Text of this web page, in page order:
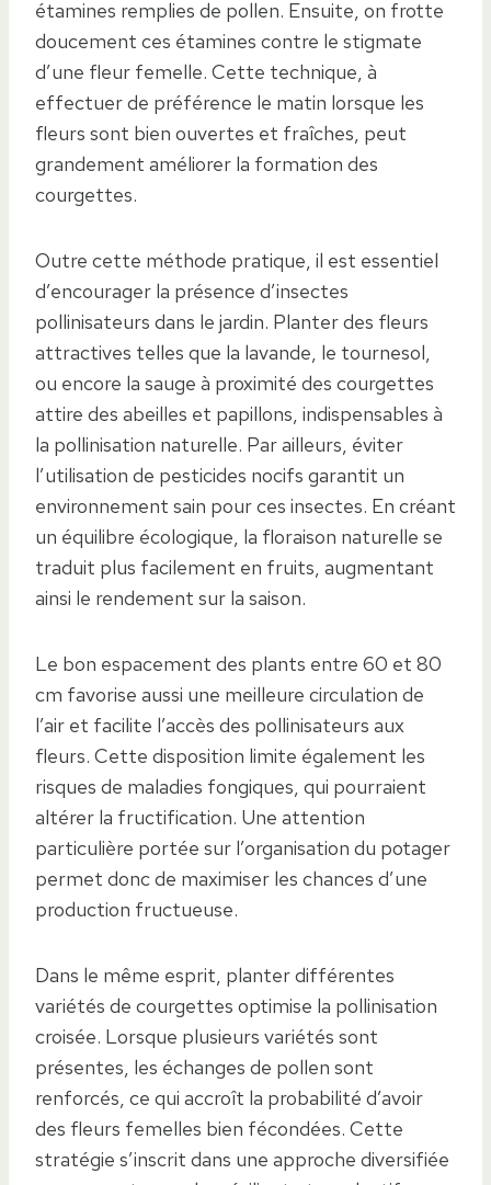
étamines remplies de pollen. Ensuite, on frotte
doucement ces étamines contre le stigmate
d’une fleur femelle. Cette technique, à
effectuer de préférence le matin lorsque les
fleurs sont bien ouvertes et fraîches, peut
grandement améliorer la formation des
courgettes.
Outre cette méthode pratique, il est essentiel
d’encourager la présence d’insectes
pollinisateurs dans le jardin. Planter des fleurs
attractives telles que la lavande, le tournesol,
ou encore la sauge à proximité des courgettes
attire des abeilles et papillons, indispensables à
la pollinisation naturelle. Par ailleurs, éviter
l’utilisation de pesticides nocifs garantit un
environnement sain pour ces insectes. En créant
un équilibre écologique, la floraison naturelle se
traduit plus facilement en fruits, augmentant
ainsi le rendement sur la saison.
Le bon espacement des plants entre 60 et 80
cm favorise aussi une meilleure circulation de
l’air et facilite l’accès des pollinisateurs aux
fleurs. Cette disposition limite également les
risques de maladies fongiques, qui pourraient
altérer la fructification. Une attention
particulière portée sur l’organisation du potager
permet donc de maximiser les chances d’une
production fructueuse.
Dans le même esprit, planter différentes
variétés de courgettes optimise la pollinisation
croisée. Lorsque plusieurs variétés sont
présentes, les échanges de pollen sont
renforcés, ce qui accroît la probabilité d’avoir
des fleurs femelles bien fécondées. Cette
stratégie s’inscrit dans une approche diversifiée